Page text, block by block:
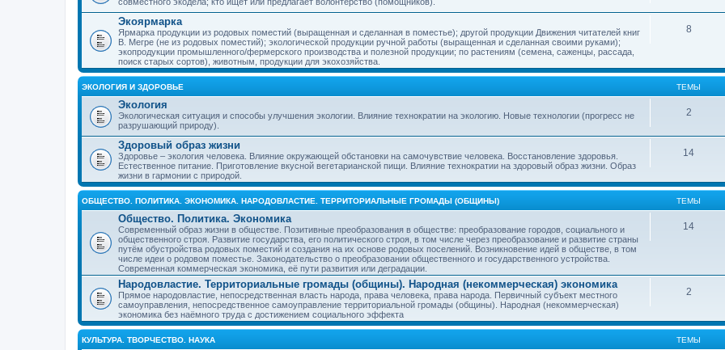
Экоярмарка
Ярмарка продукции из родовых поместий (выращенная и сделанная в поместье); другой продукции Движения читателей книг
В. Мегре (не из родовых поместий); экологической продукции ручной работы (выращенная и сделанная своими руками);
экопродукции промышленного/фермерского производства и полезной продукции; по растениям (семена, саженцы, рассада,
поиск старых сортов), животным, продукции для экохозяйства.
8
ЭКОЛОГИЯ И ЗДОРОВЬЕ ТЕМЫ
Экология
Экологическая ситуация и способы улучшения экологии. Влияние технократии на экологию. Новые технологии (прогресс не
разрушающий природу).
2
Здоровый образ жизни
Здоровье – экология человека. Влияние окружающей обстановки на самочувствие человека. Восстановление здоровья.
Естественное питание. Приготовление вкусной вегетарианской пищи. Влияние технократии на здоровый образ жизни. Образ
жизни в гармонии с природой.
14
ОБЩЕСТВО. ПОЛИТИКА. ЭКОНОМИКА. НАРОДОВЛАСТИЕ. ТЕРРИТОРИАЛЬНЫЕ ГРОМАДЫ (ОБЩИНЫ) ТЕМЫ
Общество. Политика. Экономика
Современный образ жизни в обществе. Позитивные преобразования в обществе: преобразование городов, социального и
общественного строя. Развитие государства, его политического строя, в том числе через преобразование и развитие страны
путём обустройства родовых поместий и создания на их основе родовых поселений. Возникновение идей в обществе, в том
числе идеи о родовом поместье. Законодательство о преобразовании общественного и государственного устройства.
Современная коммерческая экономика, её пути развития или деградации.
14
Народовластие. Территориальные громады (общины). Народная (некоммерческая) экономика
Прямое народовластие, непосредственная власть народа, права человека, права народа. Первичный субъект местного
самоуправления, непосредственное самоуправление территориальной громады (общины). Народная (некоммерческая)
экономика без наёмного труда с достижением социального эффекта
2
КУЛЬТУРА. ТВОРЧЕСТВО. НАУКА ТЕМЫ